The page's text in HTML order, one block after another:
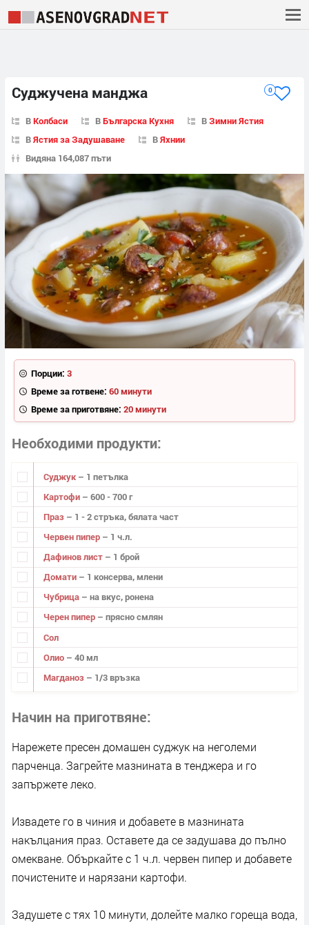
Суджучена манджа 0
ВКолбаси ВБългарска Кухня ВЗимни Ястия
ВЯстия за Задушаване ВЯхнии
Видяна 164,087 пъти
Порции: 3
Време за готвене: 60 минути
Време за приготвяне: 20 минути
Необходими продукти
Суджук – 1 петълка
Картофи – 600 - 700 г
Праз – 1 - 2 стръка, бялата част
Червен пипер – 1 ч.л.
Дафинов лист – 1 брой
Домати – 1 консерва, млени
Чубрица – на вкус, ронена
Черен пипер – прясно смлян
Сол
Олио – 40 мл
Магданоз – 1/3 връзка
Начин на приготвяне
Нарежете пресен домашен суджук на неголеми
парченца. Загрейте мазнината в тенджера и го
запържете леко.
Извадете го в чиния и добавете в мазнината
накълцания праз. Оставете да се задушава до пълно
омекване. Объркайте с 1 ч.л. червен пипер и добавете
почистените и нарязани картофи.
Задушете с тях 10 минути, долейте малко гореща вода,